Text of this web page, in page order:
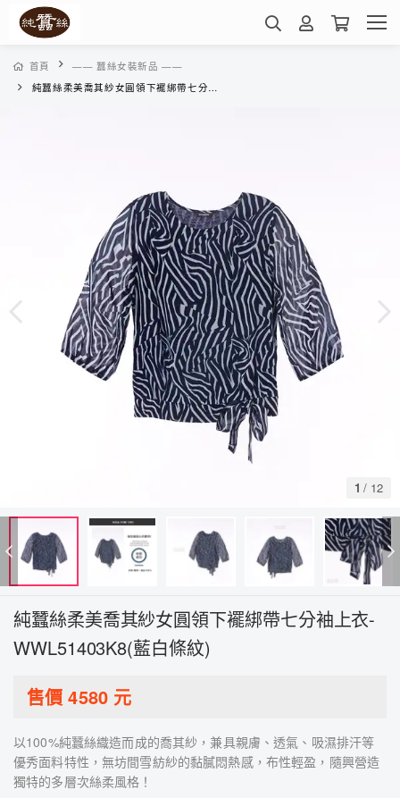
首頁
—— 蠶絲女裝新品 ——
純蠶絲柔美喬其紗女圓領下襬綁帶七分袖上衣-WWL51403K8(藍白條紋)
1 / 12
純蠶絲柔美喬其紗女圓領下襬綁帶七分袖上衣-
WWL51403K8(藍白條紋)
售價4580元
以100%純蠶絲織造而成的喬其紗，兼具親膚、透氣、吸濕排汗等
優秀面料特性，無坊間雪紡紗的黏膩悶熱感，布性輕盈，隨興營造
獨特的多層次絲柔風格！